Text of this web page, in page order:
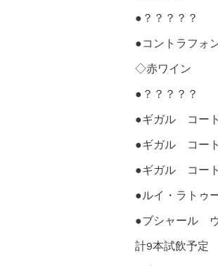
●？？？？？
●コントラフ
◇赤ワイン
●？？？？？
●ギガル コー
●ギガル コー
●ギガル コー
●ルイ・ラト
●ブシャール
計9本試飲予定